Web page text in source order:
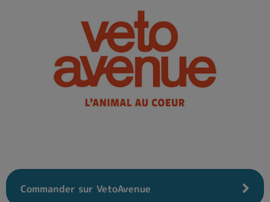
Commander sur VetoAvenue